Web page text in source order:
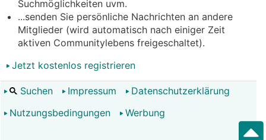
Suchmöglichkeiten uvm.
...senden Sie persönliche Nachrichten an andere
Mitglieder (wird automatisch nach einiger Zeit
aktiven Communitylebens freigeschaltet).
Jetzt kostenlos registrieren
Suchen Impressum
Datenschutzerklärung
Nutzungsbedingungen
Werbung